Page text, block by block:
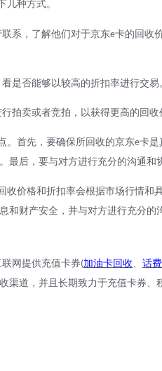
几种方式。
系，了解他们对于京东e卡的回收
是否能够以较高的折扣率进行交易
拍卖或者竞拍，以获得更高的回收
。首先，要确保所回收的京东e卡是
后，要与对方进行充分的沟通
收价格和折扣率会根据市场行情
财产安全，并与对方进行充分的
网提供充值卡券(加油卡回收、 话
道，并且长期致力于充值卡券、